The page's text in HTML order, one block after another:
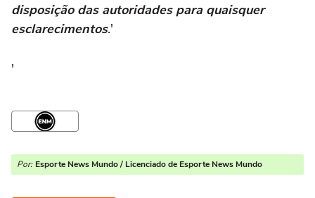
disposição das autoridades para quaisquer
esclarecimentos.'
'
Por: Esporte News Mundo / Licenciado de Esporte News Mundo